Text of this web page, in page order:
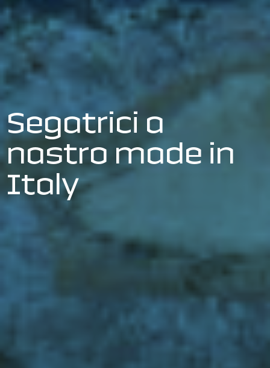
Segatrici a
nastro made in
Italy